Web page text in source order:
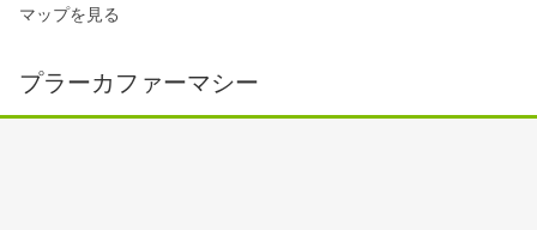
マップを見る
プラーカファーマシー